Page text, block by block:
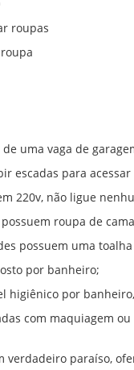
roupas
uma vaga de
escadas para
220v, não ligue
roupa de
possuem uma
por banheiro;
higiênico por
com maquiagem
verdadeiro paraíso,